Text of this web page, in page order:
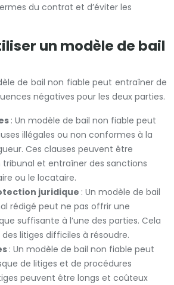
du contrat et d’éviter les
un modèle de bail
de bail non fiable peut entraîner de
négatives pour les deux parties.
: Un modèle de bail non fiable peut
illégales ou non conformes à la
Ces clauses peuvent être
tribunal et entraîner des sanctions
ou le locataire.
juridique : Un modèle de bail
rédigé peut ne pas offrir une
suffisante à l’une des parties. Cela
litiges difficiles à résoudre.
: Un modèle de bail non fiable peut
de litiges et de procédures
peuvent être longs et coûteux